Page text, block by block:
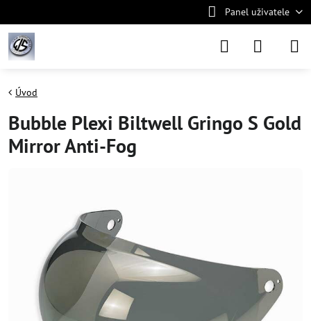
Panel uživatele
Úvod
Bubble Plexi Biltwell Gringo S Gold
Mirror Anti-Fog